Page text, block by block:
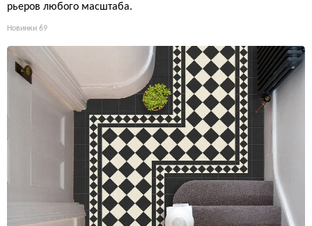
рьеров любого масштаба.
Новинки 69